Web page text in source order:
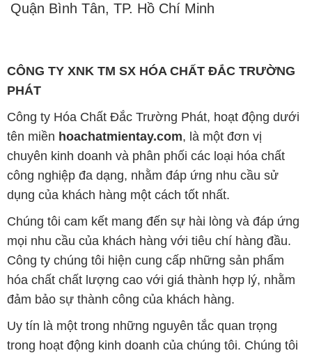
Quận Bình Tân, TP. Hồ Chí Minh
CÔNG TY XNK TM SX HÓA CHẤT ĐẮC TRƯỜNG
PHÁT
Công ty Hóa Chất Đắc Trường Phát, hoạt động dưới
tên miền hoachatmientay.com, là một đơn vị
chuyên kinh doanh và phân phối các loại hóa chất
công nghiệp đa dạng, nhằm đáp ứng nhu cầu sử
dụng của khách hàng một cách tốt nhất.
Chúng tôi cam kết mang đến sự hài lòng và đáp ứng
mọi nhu cầu của khách hàng với tiêu chí hàng đầu.
Công ty chúng tôi hiện cung cấp những sản phẩm
hóa chất chất lượng cao với giá thành hợp lý, nhằm
đảm bảo sự thành công của khách hàng.
Uy tín là một trong những nguyên tắc quan trọng
trong hoạt động kinh doanh của chúng tôi. Chúng tôi